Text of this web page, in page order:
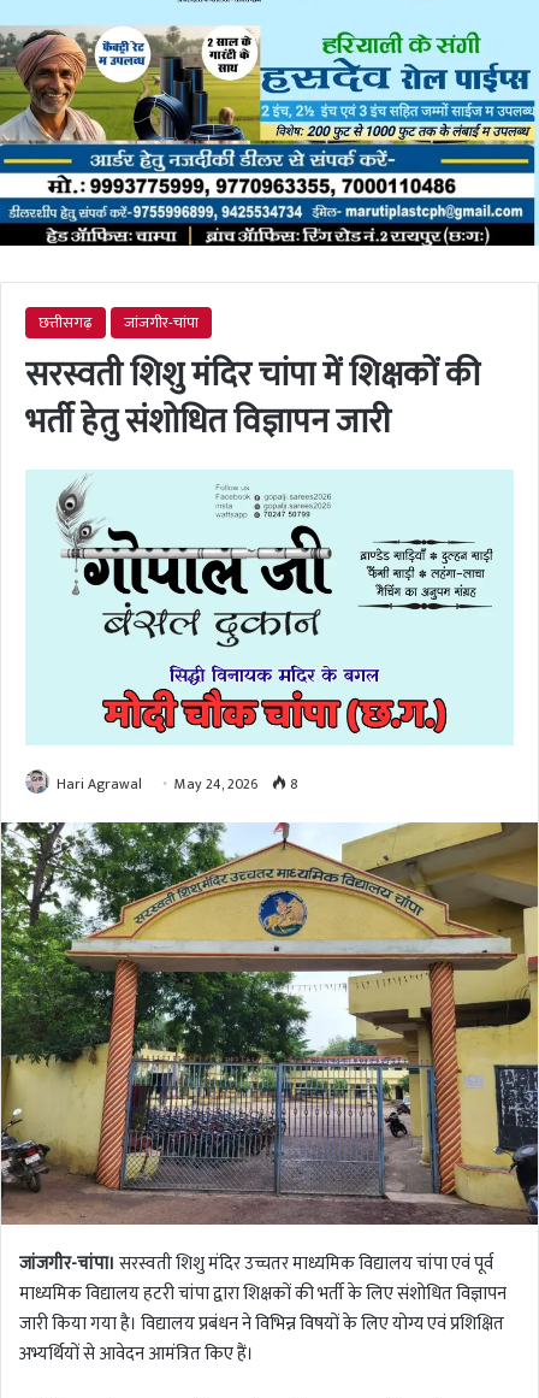
छत्तीसगढ़ जांजगीर-चांपा
सरस्वती शिशु मंदिर चांपा में शिक्षकों की
भर्ती हेतु संशोधित विज्ञापन जारी
Hari Agrawal May 24, 2026 8
जांजगीर-चांपा। सरस्वती शिशु मंदिर उच्चतर माध्यमिक विद्यालय चांपा एवं पूर्व
माध्यमिक विद्यालय हटरी चांपा द्वारा शिक्षकों की भर्ती के लिए संशोधित विज्ञापन
जारी किया गया है। विद्यालय प्रबंधन ने विभिन्न विषयों के लिए योग्य एवं प्रशिक्षित
अभ्यर्थियों से आवेदन आमंत्रित किए हैं।